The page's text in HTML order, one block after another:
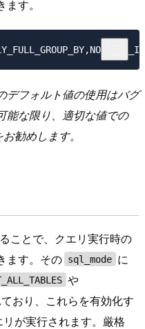
す。
デフォルト値の使用はバグ
能な限り、適切な値での
勧めします。
ことで、クエリ実行時の
ます。その sql_mode に
や
おり、これらを有効化す
が実行されます。厳格